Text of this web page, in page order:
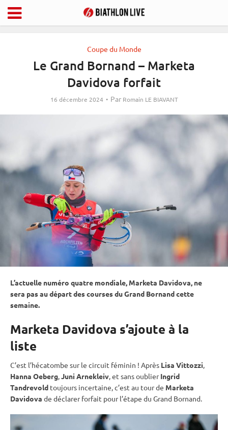
Coupe du Monde
Le Grand Bornand – Marketa
Davidova forfait
16 décembre 2024 Par Romain LE BIAVANT
L’actuelle numéro quatre mondiale, Marketa Davidova, ne
sera pas au départ des courses du Grand Bornand cette
semaine.
Marketa Davidova s’ajoute à la
liste
C’est l’hécatombe sur le circuit féminin ! Après Lisa Vittozzi,
Hanna Oeberg,Juni Arnekleiv, et sans oublierIngrid
Tandrevold toujours incertaine, c’est au tour de Marketa
Davidova de déclarer forfait pour l’étape du Grand Bornand.